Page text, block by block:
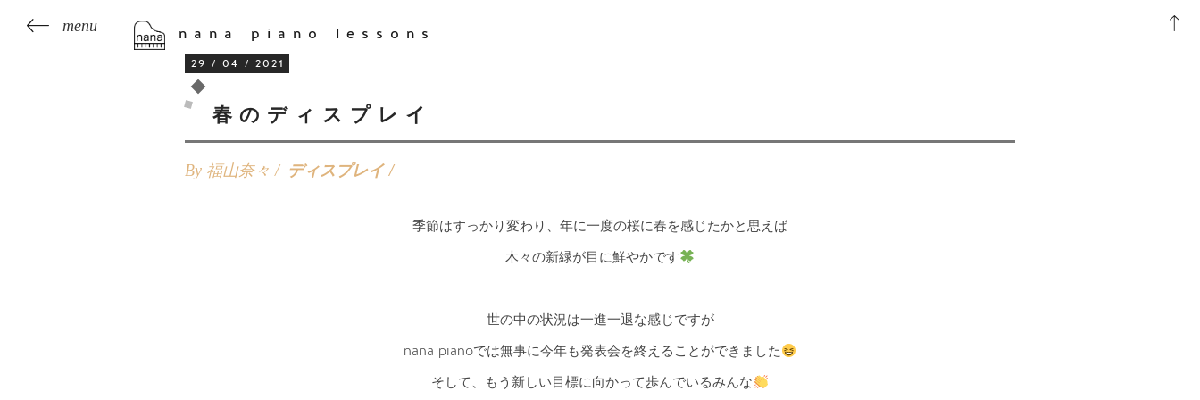
nana piano lessons
29 / 04 / 2021
春のディスプレイ
By 福山奈々 / ディスプレイ
季節はすっかり変わり、年に一度の桜に春を感じたかと思えば
木々の新緑が目に鮮やかです
世の中の状況は一進一退な感じですが
nana pianoでは無事に今年も発表会を終えることができました
そして、もう新しい目標に向かって歩んでいるみんな